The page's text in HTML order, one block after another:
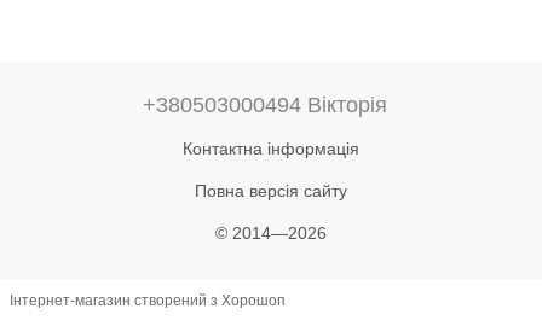
+380503000494 Вікторія
Контактна інформація
Повна версія сайту
© 2014—2026
Інтернет-магазин створений з Хорошоп